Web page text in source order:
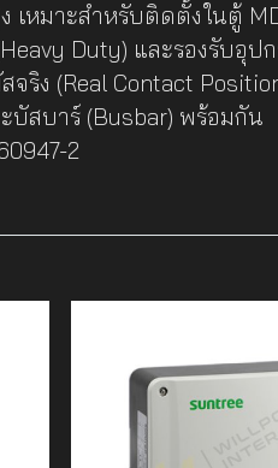
เหมาะสำหรับติดตั้งในตู้
Duty) และรองรับอุป
จริง (Real Contact
บัสบาร์ (Busbar) พร้อมกัน
2